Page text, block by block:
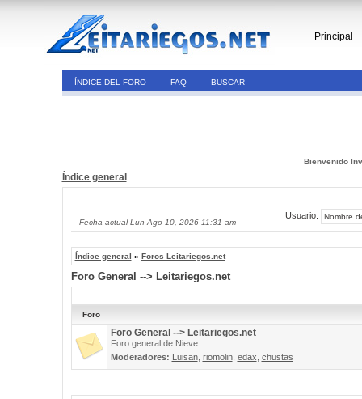
Principal
ÍNDICE DEL FORO FAQ BUSCAR
Bienvenido
Índice general
Fecha actual Lun Ago 10, 2026 11:31 am
Usuario:
Índice general » Foros Leitariegos.net
Foro General --> Leitariegos.net
Foro
Foro General --> Leitariegos.net
Foro general de Nieve
Moderadores: Luisan, riomolin, edax chustas